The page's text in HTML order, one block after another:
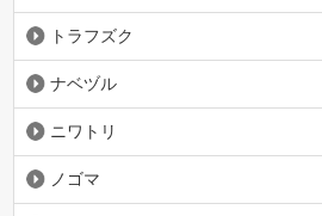
トラフズク
ナベヅル
ニワトリ
ノゴマ